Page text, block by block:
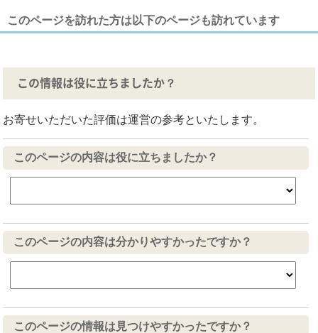
このページを訪れた方は以下のページも訪れています
この情報は役に立ちましたか？
お寄せいただいた評価は運営の参考といたします。
このページの内容は役に立ちましたか？
このページの内容は分かりやすかったですか？
このページの情報は見つけやすかったですか？